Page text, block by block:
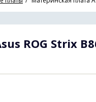
ROG Strix